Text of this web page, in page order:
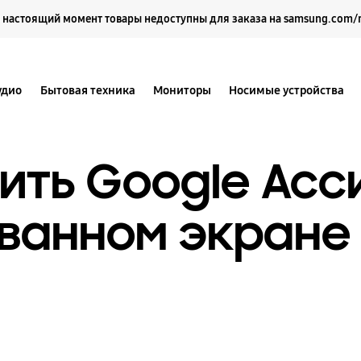
настоящий момент товары недоступны для заказа на samsung.com/
Бытовая техника Мониторы Носимые устройства
Google
экране